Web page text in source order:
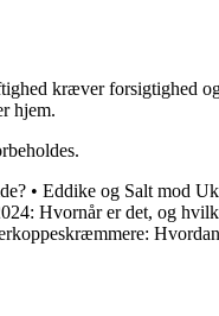
kræver
hjem.
• Eddike og Salt mod
Hvornår er det, og